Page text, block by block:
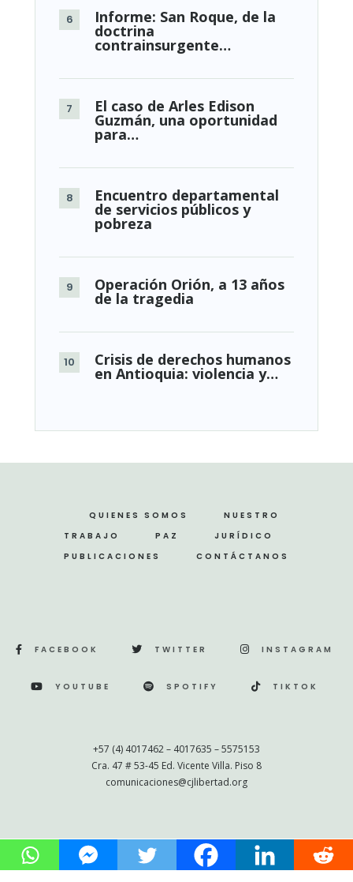
Informe: San Roque, de la
doctrina
contrainsurgente…
El caso de Arles Edison
Guzmán, una oportunidad
para…
Encuentro departamental
de servicios públicos y
pobreza
Operación Orión, a 13 años
de la tragedia
Crisis de derechos humanos
en Antioquia: violencia y…
QUIENES SOMOS
NUESTRO
TRABAJO
PAZ
JURÍDICO
PUBLICACIONES
CONTÁCTANOS
FACEBOOK TWITTER INSTAGRAM
YOUTUBE SPOTIFY TIKTOK
+57 (4) 4017462 – 4017635 – 5575153
Cra. 47 # 53-45 Ed. Vicente Villa. Piso 8
comunicaciones@cjlibertad.org